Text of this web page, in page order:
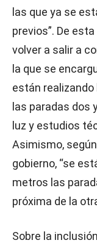
las que ya se
previos”. De
volver a salir a
la que se
están realizando
las paradas dos
luz y estudios
Asimismo,
gobierno, “se
metros las
próxima de la
Sobre la